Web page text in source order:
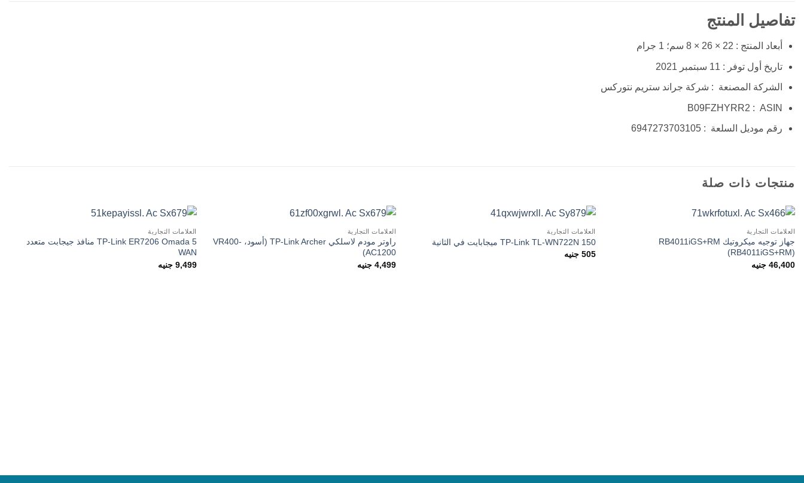
تفاصيل المنتج
أبعاد المنتج : 22 × 26 × 8 سم؛ 1 جرام
تاريخ أول توفر : 11 سبتمبر 2021
الشركة المصنعة ‏ : شركة جراند ستريم نتوركس
ASIN ‏ : ‎
B09FZHYRR2
رقم موديل السلعة ‏ : ‎ 6947273703105
منتجات ذات صلة
العلامات التجارية
جهاز توجيه ميكروتيك RB4011iGS+RM
(RB4011iGS+RM)
46,400 جنيه
العلامات التجارية
TP-Link TL-WN722N 150 ميجابايت في الثانية
505 جنيه
العلامات التجارية
راوتر مودم لاسلكي TP-Link Archer (أسود، VR400-
AC1200)
4,499 جنيه
العلامات التجارية
TP-Link ER7206 Omada 5 منافذ جيجابت متعدد
WAN
9,499 جنيه